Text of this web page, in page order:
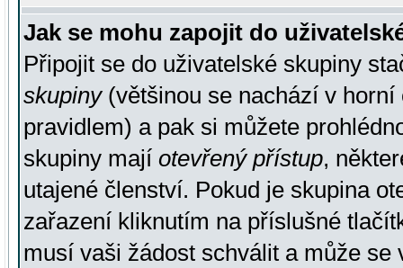
Jak se mohu zapojit do
Připojit se do uživatelské skupiny
skupiny(většinou se nachází v horní
pravidlem) a pak si můžete
skupiny mají otevřený přístup,
utajené členství. Pokud je skupina
zařazení kliknutím na příslušné
musí vaši žádost schválit a může se